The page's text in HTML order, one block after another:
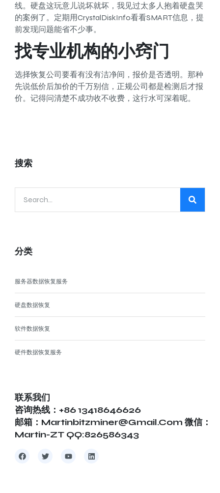
线。硬盘这玩意儿说坏就坏，我见过太多人抱着硬盘哭
的案例了。定期用CrystalDiskInfo看看SMART信息，提
前发现问题能省不少事。
找专业机构的小窍门
选择恢复公司要看有没有洁净间，报价是否透明。那种
先说低价后加价的千万别信，正规公司都是检测后才报
价。记得问清楚不成功收不收费，这行水可深着呢。
搜索
分类
服务器数据恢复服务
硬盘数据恢复
软件数据恢复
硬件数据恢复服务
联系我们
咨询热线：+86 13418646626
邮箱：martinbitzminer@gmail.com 微信：
Martin-ZT QQ:826586343